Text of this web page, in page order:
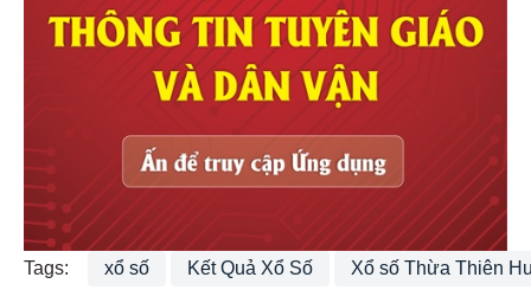
Tags: xổ số Kết Quả Xổ Số Xổ số Thừa Thiên